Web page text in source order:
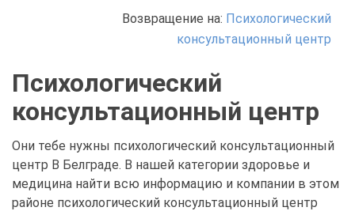
Возвращение на: Психологический
консультационный центр
Психологический
консультационный центр
Они тебе нужны психологический консультационный
центр В Белграде. В нашей категории здоровье и
медицина найти всю информацию и компании в этом
районе психологический консультационный центр